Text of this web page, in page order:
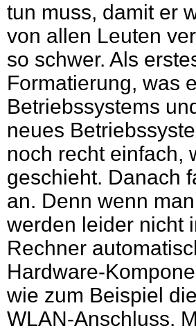
tun muss, damit er
von allen Leuten
so schwer. Als
Formatierung, was
Betriebssystems
neues
noch recht einfach,
geschieht. Danach
an. Denn wenn
werden leider nicht
Rechner
Hardware-
wie zum Beispiel
WLAN-Anschluss.